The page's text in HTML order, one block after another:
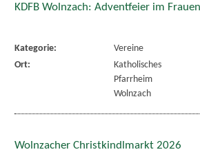
KDFB Wolnzach: Adventfeier im
Kategorie:
Vereine
Ort:
Katholisches
Pfarrheim
Wolnzach
Wolnzacher Christkindlmarkt 2026